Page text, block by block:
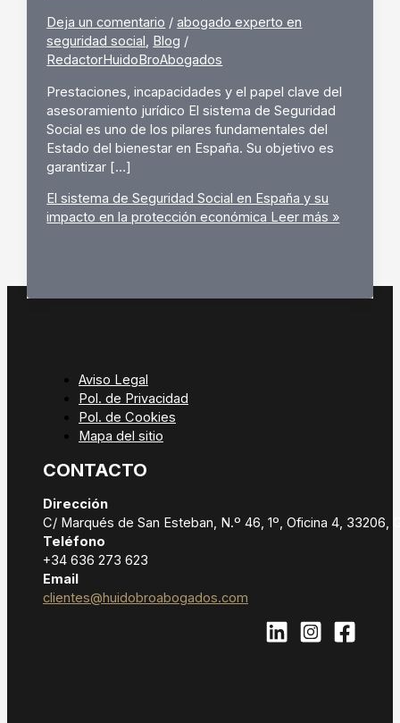
Deja un comentario /abogado experto en
seguridad social, Blog /
RedactorHuidoBroAbogados
Prestaciones, incapacidades y el papel clave del
asesoramiento jurídico El sistema de Seguridad
Social es uno de los pilares fundamentales del
Estado del bienestar en España. Su objetivo es
garantizar […]
El sistema de Seguridad Social en España y su
impacto en la protección económica Leer más »
Aviso Legal
Pol. de Privacidad
Pol. de Cookies
Mapa del sitio
CONTACTO
Dirección
C/ Marqués de San Esteban, N.º 46, 1º, Oficina 4, 33206,
Teléfono
+34 636 273 623
Email
clientes@huidobroabogados.com